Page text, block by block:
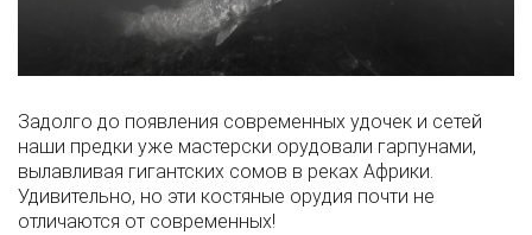
Задолго до появления современных удочек и сетей
наши предки уже мастерски орудовали гарпунами,
вылавливая гигантских сомов в реках Африки.
Удивительно, но эти костяные орудия почти не
отличаются от современных!